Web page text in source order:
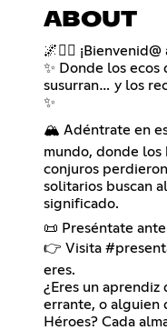
ABOUT
🌌🧙‍♀️
✨ Donde los ecos
susurran… y los
✨
🏔️ Adéntrate en
mundo, donde los
conjuros
solitarios buscan
significado.
📜 Preséntate
👉 Visita
eres.
¿Eres un aprendiz
errante, o alguien
Héroes? Cada